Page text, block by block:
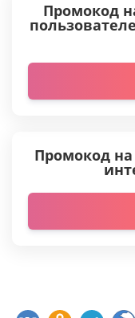
Промокод
Промокод на